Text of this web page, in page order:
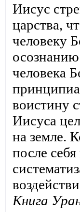
Иисус
царства,
человеку
осознанию
человека
воистину
Иисуса
на земле.
после
Книга